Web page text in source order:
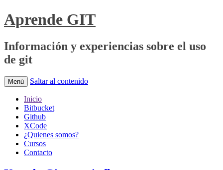
Aprende GIT
Información y experiencias sobre el uso
de git
Menú Saltar al contenido
Inicio
Bitbucket
Github
XCode
¿Quienes somos?
Cursos
Contacto